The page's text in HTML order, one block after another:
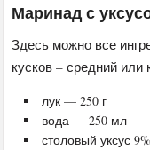
Маринад с
Здесь можно все
кусков – средний или
лук — 250 г
вода — 250 мл
столовый уксус